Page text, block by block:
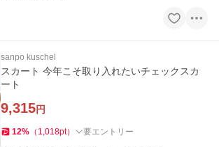
sanpo kuschel
スカート 今年こそ取り入れたいチェックスカ
ート
9,315円
12% （ 1,018pt） 要エントリー